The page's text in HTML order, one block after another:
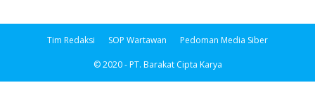
Tim Redaksi SOP Wartawan Pedoman Media Siber
© 2020 - PT. Barakat Cipta Karya